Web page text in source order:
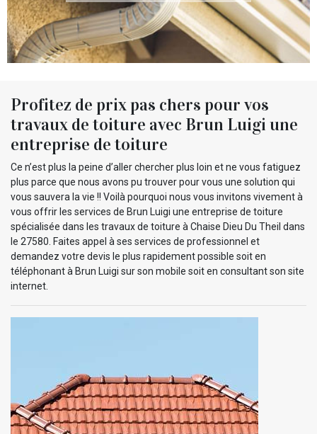
Profitez de prix pas chers pour vos
travaux de toiture avec Brun Luigi une
entreprise de toiture
Ce n’est plus la peine d’aller chercher plus loin et ne vous fatiguez
plus parce que nous avons pu trouver pour vous une solution qui
vous sauvera la vie !! Voilà pourquoi nous vous invitons vivement à
vous offrir les services de Brun Luigi une entreprise de toiture
spécialisée dans les travaux de toiture à Chaise Dieu Du Theil dans
le 27580. Faites appel à ses services de professionnel et
demandez votre devis le plus rapidement possible soit en
téléphonant à Brun Luigi sur son mobile soit en consultant son site
internet.